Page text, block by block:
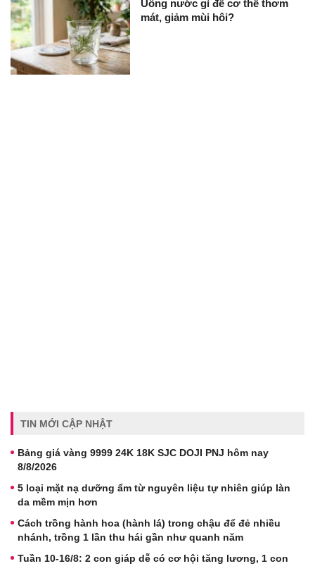
Uống nước gì để cơ thể thơm
mát, giảm mùi hôi?
TIN MỚI CẬP NHẬT
Bảng giá vàng 9999 24K 18K SJC DOJI PNJ hôm nay
8/8/2026
5 loại mặt nạ dưỡng ẩm từ nguyên liệu tự nhiên giúp làn
da mềm mịn hơn
Cách trồng hành hoa (hành lá) trong chậu để đẻ nhiều
nhánh, trồng 1 lần thu hái gần như quanh năm
Tuần 10-16/8: 2 con giáp dễ có cơ hội tăng lương, 1 con